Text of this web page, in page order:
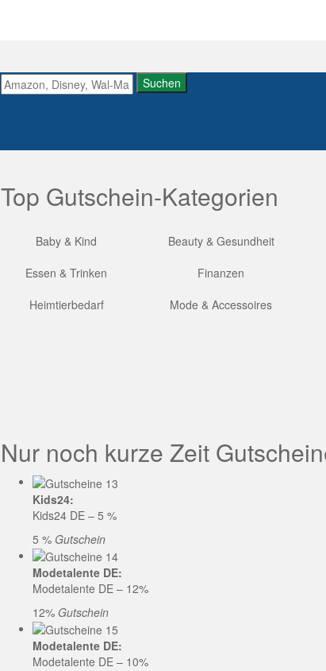
Suchen
Top Gutschein-Kategorien
Baby & Kind Beauty & Gesundheit
Essen & Trinken
Finanzen
Heimtierbedarf
Mode & Accessoires
Nur noch kurze Zeit
Kids24:
Kids24 DE – 5 %
5 % Gutschein
Modetalente DE:
Modetalente DE – 12%
12% Gutschein
Modetalente DE:
Modetalente DE – 10%